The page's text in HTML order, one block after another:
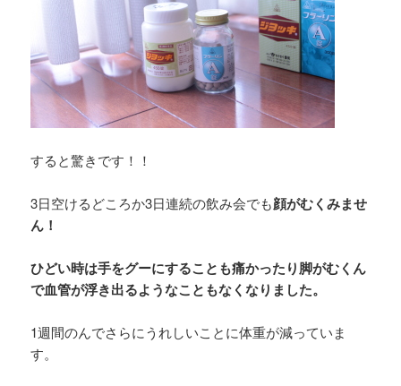
すると驚きです！！
3日空けるどころか3日連続の飲み会でも顔がむくみませ
ん！
ひどい時は手をグーにすることも痛かったり脚がむくん
で血管が浮き出るようなこともなくなりました。
1週間のんでさらにうれしいことに体重が減っていま
す。